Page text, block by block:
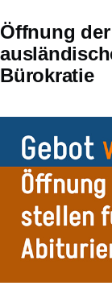
Öffnung
Bürokratie